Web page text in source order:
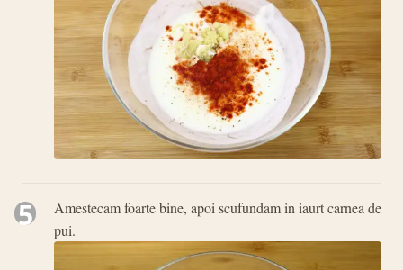
5
Amestecam foarte bine, apoi scufundam in iaurt carnea de
pui.